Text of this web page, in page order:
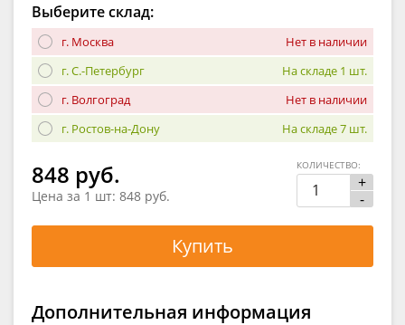
Выберите склад:
г. Москва
Нет в наличии
г. С.-Петербург
На складе 1 шт.
г. Волгоград
Нет в наличии
г. Ростов-на-Дону
На складе 7 шт.
848 руб.
Цена за 1 шт: 848 руб.
+
-
КОЛИЧЕСТВО:
Купить
Дополнительная информация